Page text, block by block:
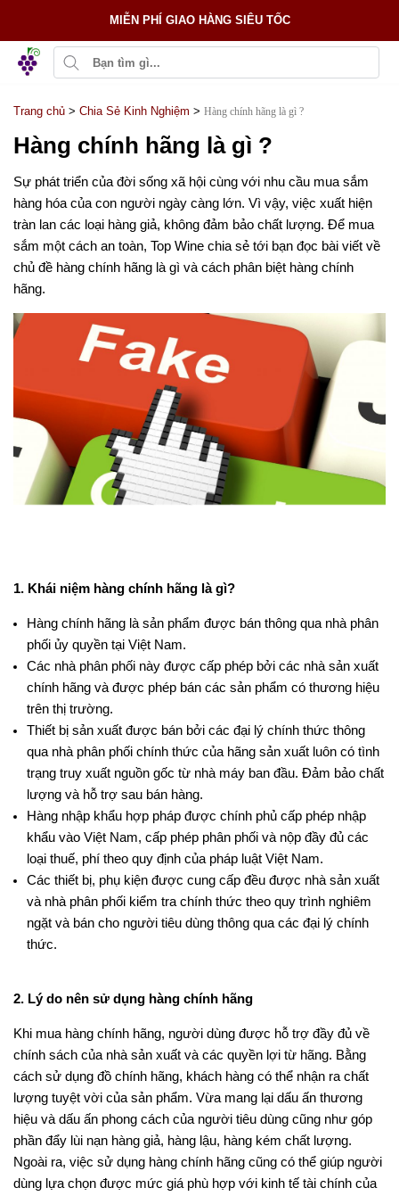
MIỄN PHÍ GIAO HÀNG SIÊU TỐC
Trang chủ > Chia Sẻ Kinh Nghiệm > Hàng chính hãng là gì ?
Hàng chính hãng là gì ?
Sự phát triển của đời sống xã hội cùng với nhu cầu mua sắm
hàng hóa của con người ngày càng lớn. Vì vậy, việc xuất hiện
tràn lan các loại hàng giả, không đảm bảo chất lượng. Để mua
sắm một cách an toàn, Top Wine chia sẻ tới bạn đọc bài viết về
chủ đề hàng chính hãng là gì và cách phân biệt hàng chính
hãng.
1. Khái niệm hàng chính hãng là gì?
Hàng chính hãng là sản phẩm được bán thông qua nhà phân
phối ủy quyền tại Việt Nam.
Các nhà phân phối này được cấp phép bởi các nhà sản xuất
chính hãng và được phép bán các sản phẩm có thương hiệu
trên thị trường.
Thiết bị sản xuất được bán bởi các đại lý chính thức thông
qua nhà phân phối chính thức của hãng sản xuất luôn có tình
trạng truy xuất nguồn gốc từ nhà máy ban đầu. Đảm bảo chất
lượng và hỗ trợ sau bán hàng.
Hàng nhập khẩu hợp pháp được chính phủ cấp phép nhập
khẩu vào Việt Nam, cấp phép phân phối và nộp đầy đủ các
loại thuế, phí theo quy định của pháp luật Việt Nam.
Các thiết bị, phụ kiện được cung cấp đều được nhà sản xuất
và nhà phân phối kiểm tra chính thức theo quy trình nghiêm
ngặt và bán cho người tiêu dùng thông qua các đại lý chính
thức.
2. Lý do nên sử dụng hàng chính hãng
Khi mua hàng chính hãng, người dùng được hỗ trợ đầy đủ về
chính sách của nhà sản xuất và các quyền lợi từ hãng. Bằng
cách sử dụng đồ chính hãng, khách hàng có thể nhận ra chất
lượng tuyệt vời của sản phẩm. Vừa mang lại dấu ấn thương
hiệu và dấu ấn phong cách của người tiêu dùng cũng như góp
phần đẩy lùi nạn hàng giả, hàng lậu, hàng kém chất lượng.
Ngoài ra, việc sử dụng hàng chính hãng cũng có thể giúp người
dùng lựa chọn được mức giá phù hợp với kinh tế tài chính của